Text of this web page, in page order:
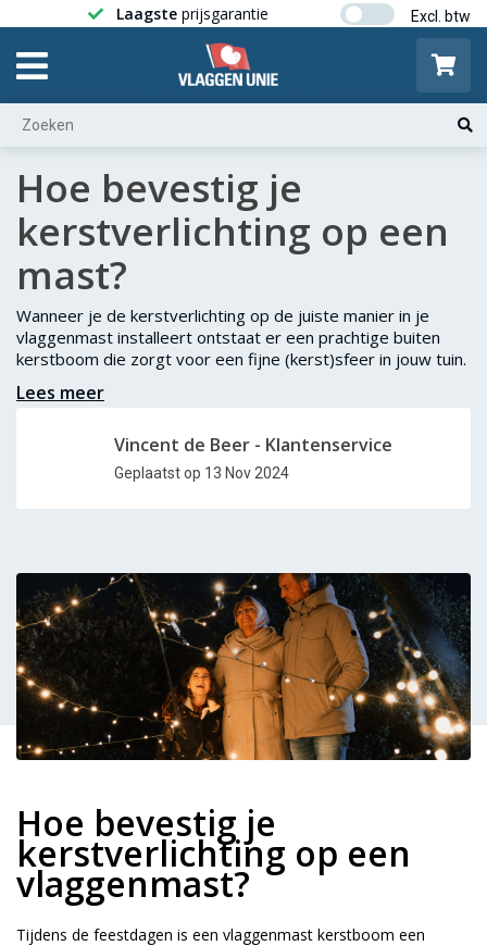
Laagste prijsgarantie Gratis
Hoe bevestig je
kerstverlichting op een
mast?
Wanneer je de kerstverlichting op de juiste manier in je
vlaggenmast installeert ontstaat er een prachtige buiten
kerstboom die zorgt voor een fijne (kerst)sfeer in jouw tuin.
Lees meer
Vincent de Beer - Klantenservice
Geplaatst op 13 Nov 2024
Hoe bevestig je
kerstverlichting op een
vlaggenmast?
Tijdens de feestdagen is een vlaggenmast kerstboom een